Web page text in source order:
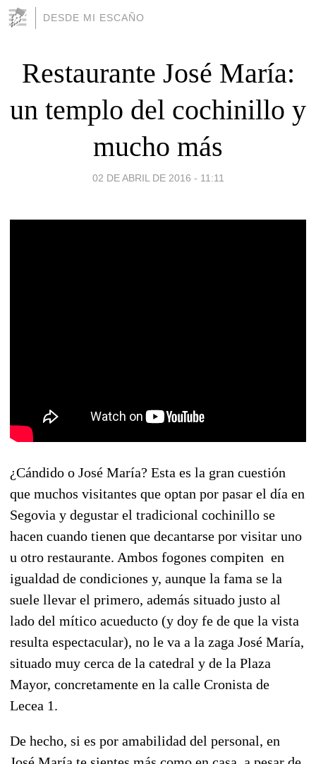
DESDE MI ESCAÑO
Restaurante José María:
un templo del cochinillo y
mucho más
02 DE ABRIL DE 2016 - 11:11
¿Cándido o José María? Esta es la gran cuestión
que muchos visitantes que optan por pasar el día en
Segovia y degustar el tradicional cochinillo se
hacen cuando tienen que decantarse por visitar uno
u otro restaurante. Ambos fogones compiten en
igualdad de condiciones y, aunque la fama se la
suele llevar el primero, además situado justo al
lado del mítico acueducto (y doy fe de que la vista
resulta espectacular), no le va a la zaga José María,
situado muy cerca de la catedral y de la Plaza
Mayor, concretamente en la calle Cronista de
Lecea 1.
De hecho, si es por amabilidad del personal, en